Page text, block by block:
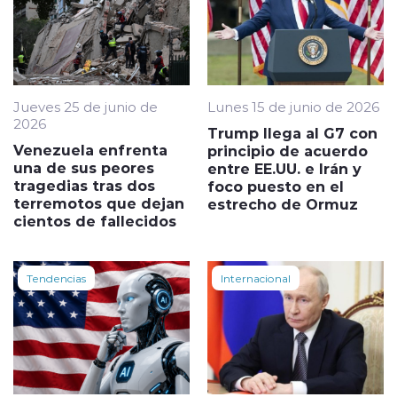
Jueves 25 de junio de
2026
Venezuela enfrenta
una de sus peores
tragedias tras dos
terremotos que dejan
cientos de fallecidos
Lunes 15 de junio de 2026
Trump llega al G7 con
principio de acuerdo
entre EE.UU. e Irán y
foco puesto en el
estrecho de Ormuz
Tendencias Internacional